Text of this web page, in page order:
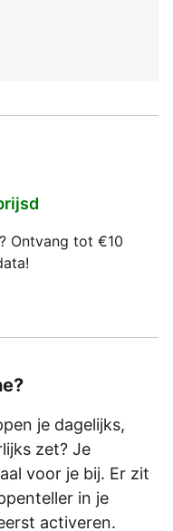
Ontvang tot €10
je dagelijks,
zet? Je
voor je bij. Er zit
in je
activeren.